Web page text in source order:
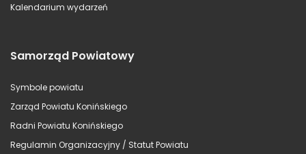
Kalendarium wydarzeń
Samorząd Powiatowy
Symbole powiatu
Zarząd Powiatu Konińskiego
Radni Powiatu Konińskiego
Regulamin Organizacyjny / Statut Powiatu